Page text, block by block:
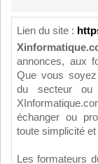
Lien du site :
annonces, aux
Que vous soyez
du secteur ou
échanger ou
toute simplicité
Les formateurs